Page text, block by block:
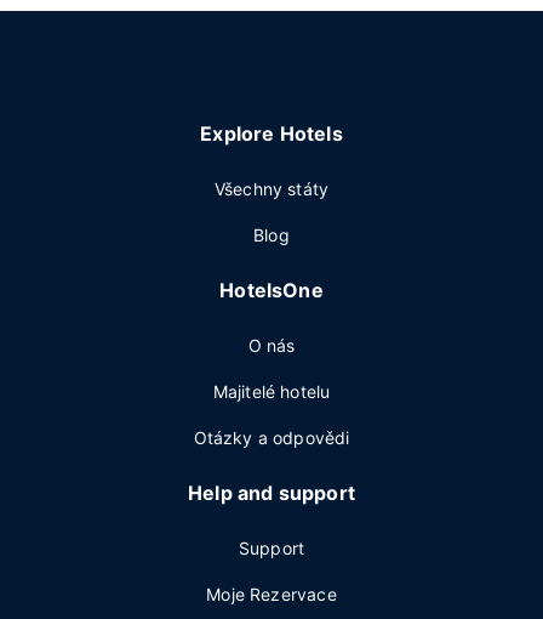
Explore Hotels
Všechny státy
Blog
HotelsOne
O nás
Majitelé hotelu
Otázky a odpovědi
Help and support
Support
Moje Rezervace